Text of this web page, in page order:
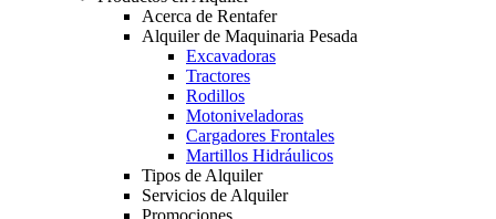
Acerca de Rentafer
Alquiler de Maquinaria Pesada
Excavadoras
Tractores
Rodillos
Motoniveladoras
Cargadores Frontales
Martillos Hidráulicos
Tipos de Alquiler
Servicios de Alquiler
Promociones